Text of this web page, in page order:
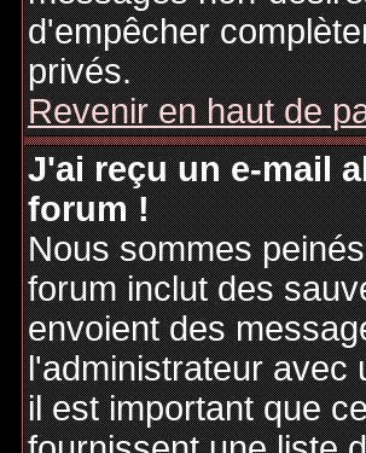
d'empêcher
privés.
Revenir en haut de
J'ai reçu un e-mail
forum !
Nous sommes
forum inclut des
envoient des
l'administrateur avec
il est important que